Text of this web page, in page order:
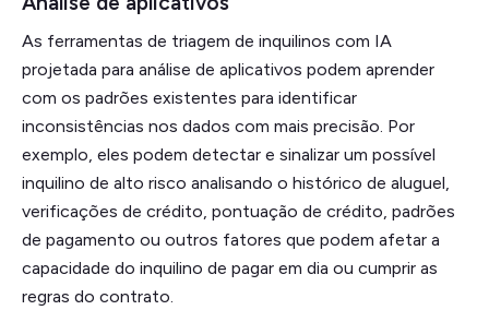
As ferramentas de triagem de inquilinos com IA
projetada para análise de aplicativos podem aprender
com os padrões existentes para identificar
inconsistências nos dados com mais precisão. Por
exemplo, eles podem detectar e sinalizar um possível
inquilino de alto risco analisando o histórico de aluguel,
verificações de crédito, pontuação de crédito, padrões
de pagamento ou outros fatores que podem afetar a
capacidade do inquilino de pagar em dia ou cumprir as
regras do contrato.